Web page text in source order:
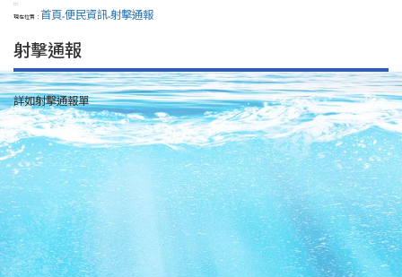
:::
現在位置： 首頁>便民資訊>射擊通報
射擊通報
詳如射擊通報單